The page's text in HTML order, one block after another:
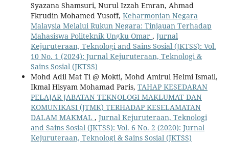
Syazana Shamsuri, Nurul Izzah Emran, Ahmad
Fkrudin Mohamed Yusoff, Keharmonian Negara
Malaysia Melalui Rukun Negara: Tinjauan Terhadap
Mahasiswa Politeknik Ungku Omar , Jurnal
Kejuruteraan, Teknologi and Sains Sosial (JKTSS): Vol.
10 No. 1 (2024): Jurnal Kejuruteraan, Teknologi &
Sains Sosial (JKTSS)
Mohd Adil Mat Ti @ Mokti, Mohd Amirul Helmi Ismail,
Ikmal Hisyam Mohamad Paris, TAHAP KESEDARAN
PELAJAR JABATAN TEKNOLOGI MAKLUMAT DAN
KOMUNIKASI (JTMK) TERHADAP KESELAMATAN
DALAM MAKMAL , Jurnal Kejuruteraan, Teknologi
and Sains Sosial (JKTSS): Vol. 6 No. 2 (2020): Jurnal
Kejuruteraan, Teknologi & Sains Sosial (JKTSS)